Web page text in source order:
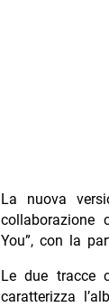
La nuova
You”, con la
Le due tracce
caratterizza